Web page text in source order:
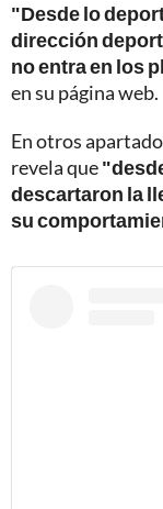
"Desde lo
dirección
no entra en los
en su página web.
En otros
revela que
descartaron la
su